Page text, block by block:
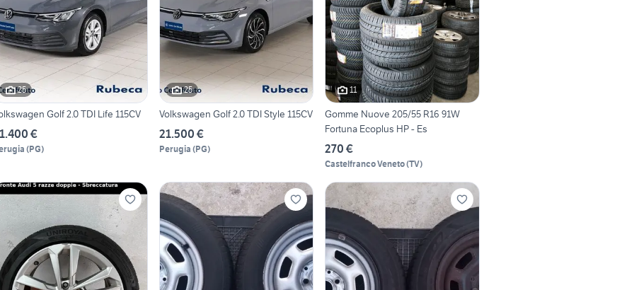
25
Golf 2.0 TDI Life 115CV
€
(PG)
25
Volkswagen Golf 2.0 TDI Style 115CV
21.500 €
Perugia (PG)
11
Gomme Nuove 205/55 R16 91W
Fortuna Ecoplus HP - Es
270 €
Castelfranco Veneto(TV)